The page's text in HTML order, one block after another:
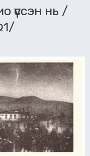
үүссэн нь /